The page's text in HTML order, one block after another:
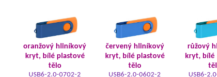
oranžový hliníkový
kryt, bílé plastové
tělo
USB6-2.0-0702-2
červený hliníkový
kryt, bílé plastové
tělo
USB6-2.0-0602-2
růžový
kryt, bílé
USB6-